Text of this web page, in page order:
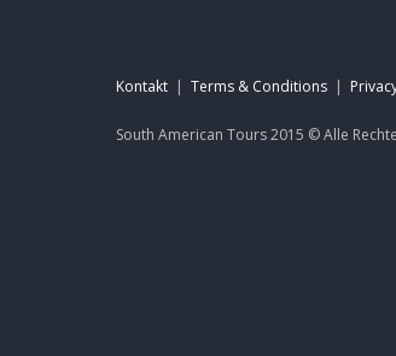
Kontakt | Terms & Conditions |
South American Tours 2015 ©Alle Rechte